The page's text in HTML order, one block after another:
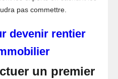
pas commettre.
devenir rentier
un premier